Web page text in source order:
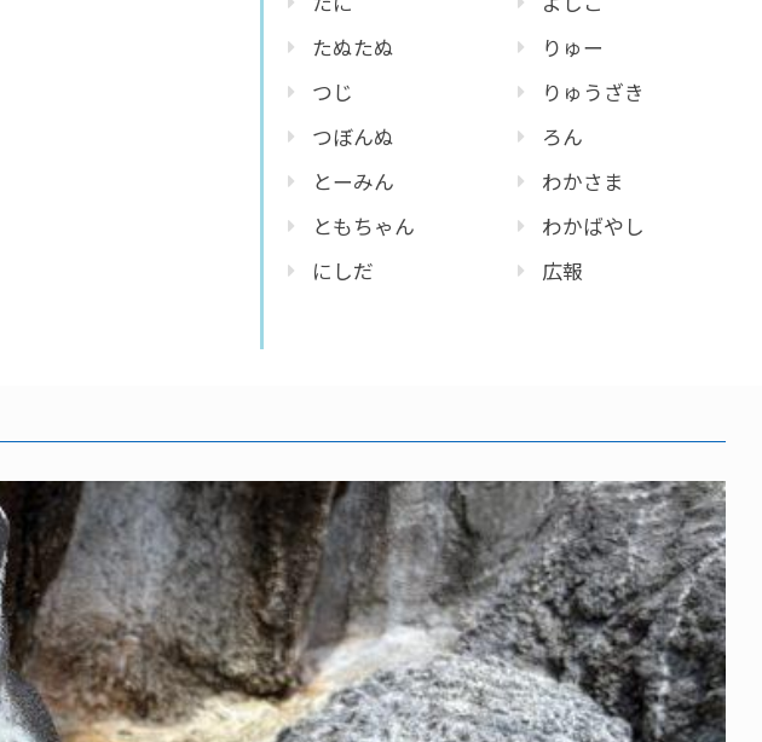
たぬたぬ
つじ
つぼんぬ
とーみん
ともちゃん
にしだ
りゅー
りゅうざき
ろん
わかさま
わかばやし
広報